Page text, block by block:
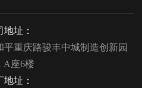
地址：
重庆路骏丰中城制造创新园
A座6楼
地址：